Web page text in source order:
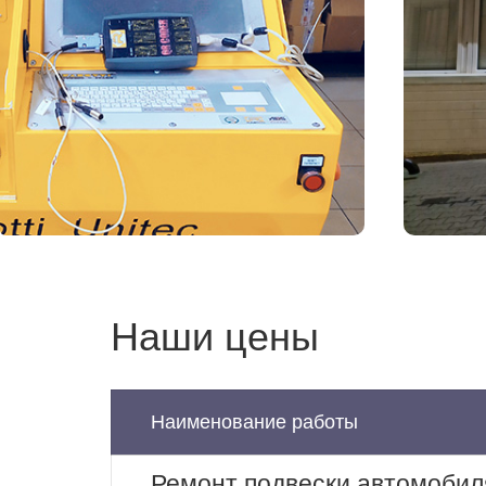
Наши цены
Наименование работы